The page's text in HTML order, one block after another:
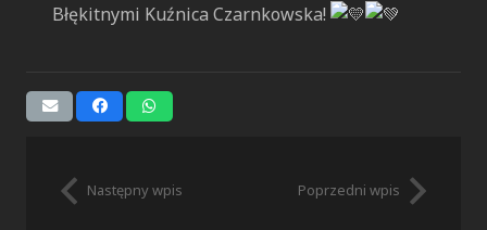
Błękitnymi Kuźnica Czarnkowska!
Następny wpis Poprzedni wpis